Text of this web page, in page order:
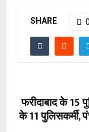
SHARE 0
फरीदाबाद के 15
के 11 पुलिसकर्मी,